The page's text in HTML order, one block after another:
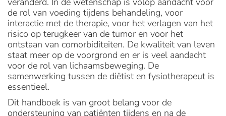
de rol van voeding tijdens behandeling, voor
interactie met de therapie, voor het verlagen van het
risico op terugkeer van de tumor en voor het
ontstaan van comorbiditeiten. De kwaliteit van leven
staat meer op de voorgrond en er is veel aandacht
voor de rol van lichaamsbeweging. De
samenwerking tussen de diëtist en fysiotherapeut is
essentieel.
Dit handboek is van groot belang voor de
ondersteuning van patiënten tijdens en na de